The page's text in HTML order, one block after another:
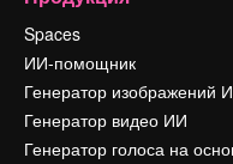
Spaces
ИИ-помощник
Генератор изображений
Генератор видео ИИ
Генератор голоса на